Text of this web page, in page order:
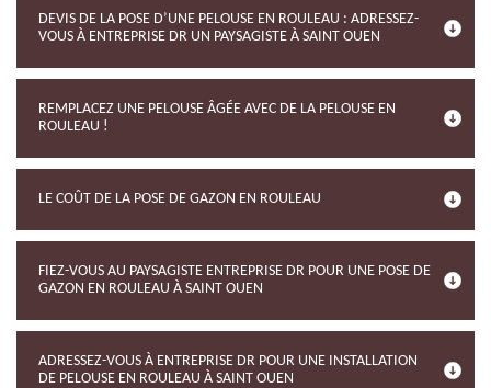
DEVIS DE LA POSE D’UNE PELOUSE EN ROULEAU : ADRESSEZ-
VOUS À ENTREPRISE DR UN PAYSAGISTE À SAINT OUEN
REMPLACEZ UNE PELOUSE ÂGÉE AVEC DE LA PELOUSE EN
ROULEAU !
LE COÛT DE LA POSE DE GAZON EN ROULEAU
FIEZ-VOUS AU PAYSAGISTE ENTREPRISE DR POUR UNE POSE DE
GAZON EN ROULEAU À SAINT OUEN
ADRESSEZ-VOUS À ENTREPRISE DR POUR UNE INSTALLATION
DE PELOUSE EN ROULEAU À SAINT OUEN